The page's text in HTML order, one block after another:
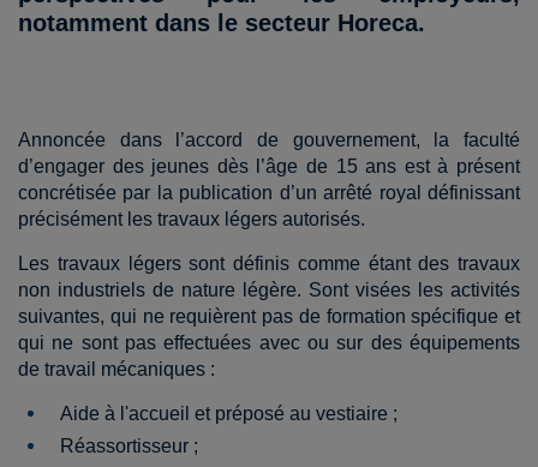
notamment dans le secteur Horeca.
Annoncée dans l’accord de gouvernement, la faculté
d’engager des jeunes dès l’âge de 15 ans est à présent
concrétisée par la publication d’un arrêté royal définissant
précisément les travaux légers autorisés.
Les travaux légers sont définis comme étant des travaux
non industriels de nature légère. Sont visées les activités
suivantes, qui ne requièrent pas de formation spécifique et
qui ne sont pas effectuées avec ou sur des équipements
de travail mécaniques :
Aide à l'accueil et préposé au vestiaire ;
Réassortisseur ;